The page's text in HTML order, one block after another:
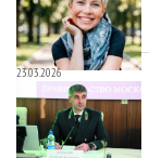
23.03.2026